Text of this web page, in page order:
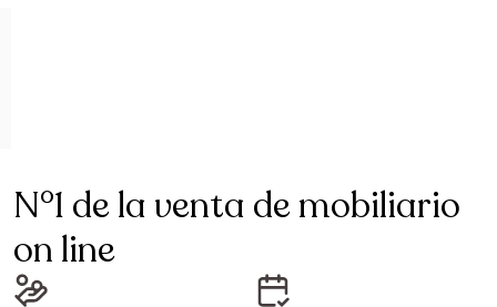
N°1 de la venta de mobiliario
on line